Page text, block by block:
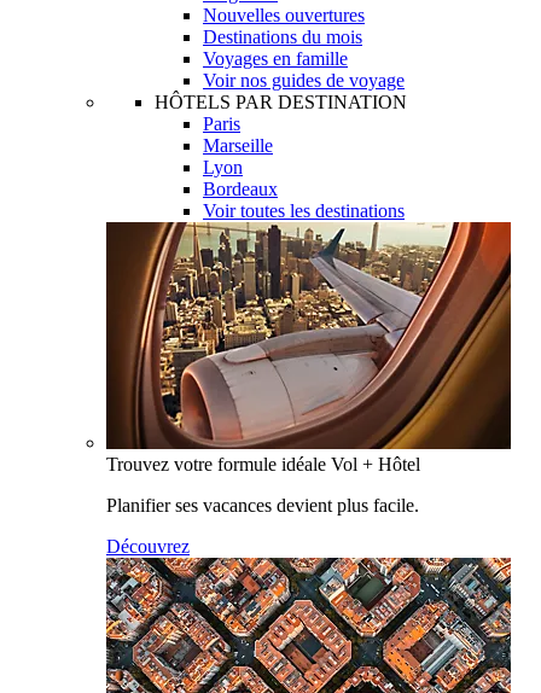
Nouvelles ouvertures
Destinations du mois
Voyages en famille
Voir nos guides de voyage
HÔTELS PAR DESTINATION
Paris
Marseille
Lyon
Bordeaux
Voir toutes les destinations
Trouvez votre formule idéale Vol + Hôtel
Planifier ses vacances devient plus facile.
Découvrez